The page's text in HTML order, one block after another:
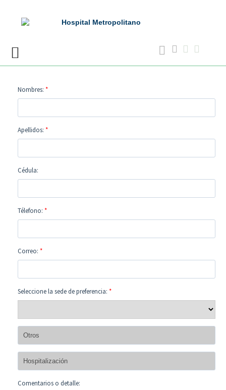
content
Nombres: *
Apellidos: *
Cédula:
Télefono: *
Correo: *
Seleccione la sede de preferencia: *
Comentarios o detalle: